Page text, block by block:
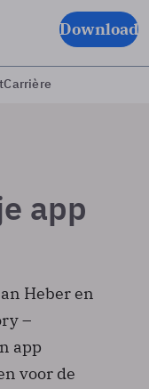
Download
Carrière
app
Heber en
–
app
voor de